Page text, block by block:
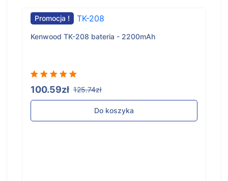
Promocja !
Kenwood TK-208 bateria - 2200mAh
100.59zł 125.74zł
Do koszyka